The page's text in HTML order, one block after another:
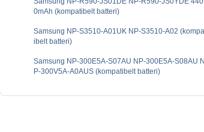
0mAh (kompatibelt batteri)
Samsung NP-S3510-A01UK NP-S3510-A02
ibelt batteri)
Samsung NP-300E5A-S07AU NP-300E5A-S08AU N
P-300V5A-A0AUS (kompatibelt batteri)